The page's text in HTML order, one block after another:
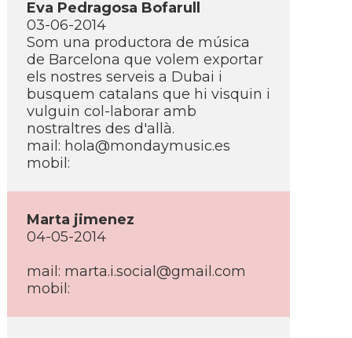
Eva Pedragosa Bofarull
03-06-2014
Som una productora de música
de Barcelona que volem exportar
els nostres serveis a Dubai i
busquem catalans que hi visquin i
vulguin col-laborar amb
nostraltres des d'allà.
mail: hola@mondaymusic.es
mobil:
Marta jimenez
04-05-2014
mail: marta.i.social@gmail.com
mobil: